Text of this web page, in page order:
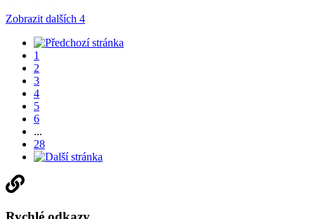
Zobrazit dalších 4
1
2
3
4
5
6
...
28